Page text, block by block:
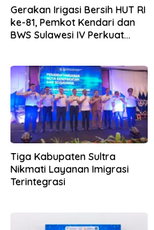
Gerakan Irigasi Bersih HUT RI
ke-81, Pemkot Kendari dan
BWS Sulawesi IV Perkuat
Tiga Kabupaten Sultra
Nikmati Layanan Imigrasi
Terintegrasi